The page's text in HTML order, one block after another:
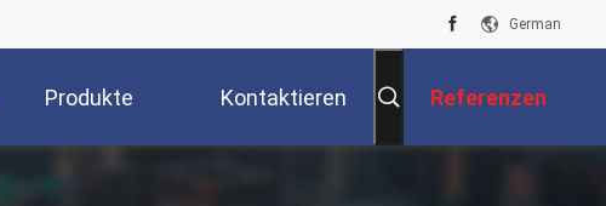
German
Produkte Kontaktieren Referenzen